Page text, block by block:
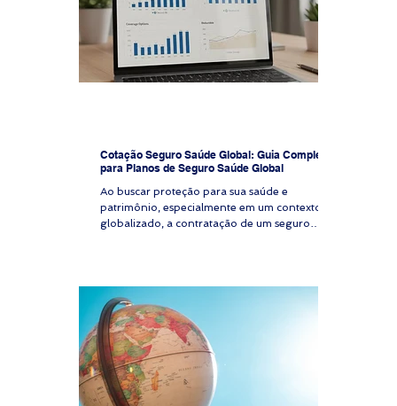
Cotação Seguro Saúde Global: Guia Completo
para Planos de Seguro Saúde Global
Ao buscar proteção para sua saúde e
patrimônio, especialmente em um contexto
globalizado, a contratação de um seguro
de qualidade, seja para você, sua família, seus
colaboradores ou expatriados. Este guia
detalhado apresenta um passo a passo para
realizar a cotação online de seguro saúde
global, com foco em clareza, segurança e
análise técnica. Cota